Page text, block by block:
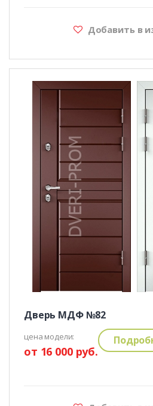
Добавить в
Дверь МДФ №82
цена модели:
от 16 000 руб.